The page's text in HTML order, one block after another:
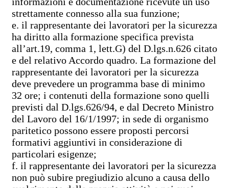
strettamente connesso alla sua funzione;
e. il rappresentante dei lavoratori per la sicurezza
ha diritto alla formazione specifica prevista
all’art.19, comma 1, lett.G) del D.lgs.n.626 citato
e del relativo Accordo quadro. La formazione del
rappresentante dei lavoratori per la sicurezza
deve prevedere un programma base di minimo
32 ore; i contenuti della formazione sono quelli
previsti dal D.lgs.626/94, e dal Decreto Ministro
del Lavoro del 16/1/1997; in sede di organismo
paritetico possono essere proposti percorsi
formativi aggiuntivi in considerazione di
particolari esigenze;
f. il rappresentante dei lavoratori per la sicurezza
non può subire pregiudizio alcuno a causa dello